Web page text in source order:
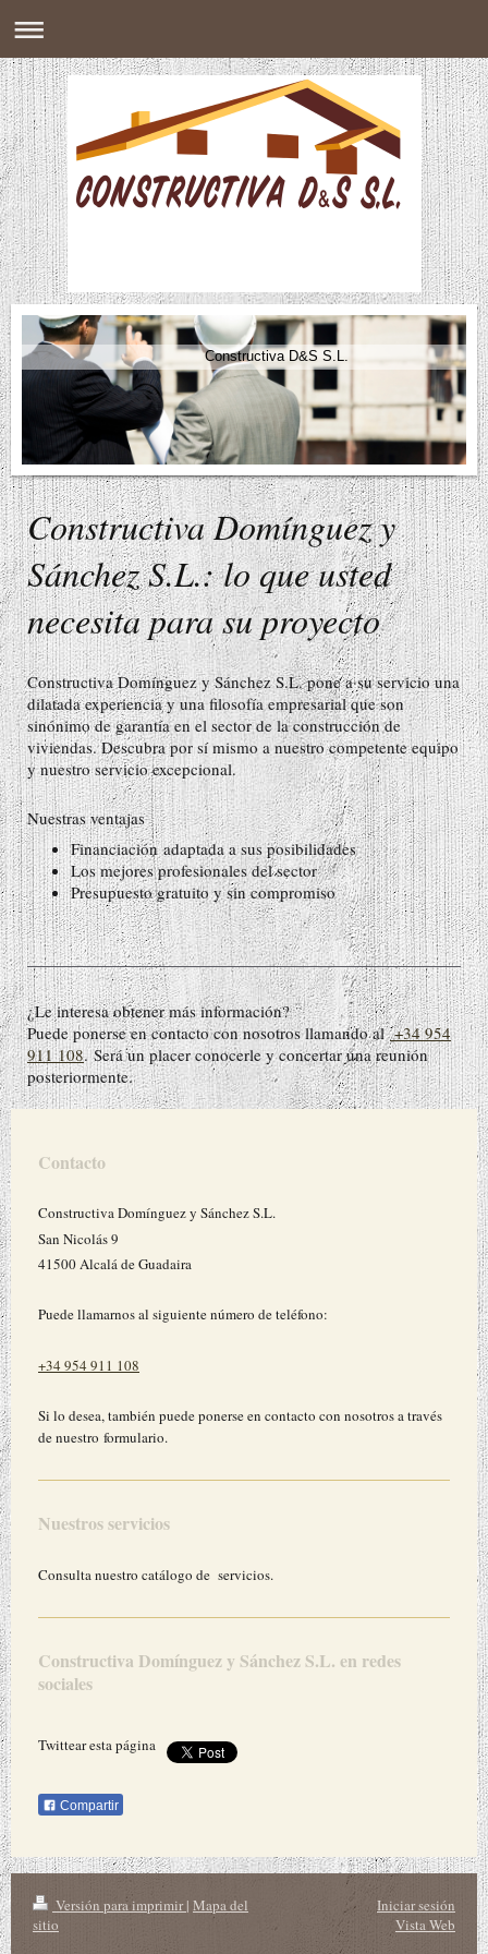
Constructiva D&S S.L.
Constructiva Domínguez y
Sánchez S.L.: lo que usted
necesita para su proyecto
Constructiva Domínguez y Sánchez S.L.pone a su servicio una
dilatada experiencia y una filosofía empresarial que son
sinónimo de garantía en el sector de la construcción de
viviendas. Descubra por sí mismo a nuestro competente equipo
y nuestro servicio excepcional.
Nuestras ventajas
Financiación adaptada a sus posibilidades
Los mejores profesionales del sector
Presupuesto gratuito y sin compromiso
¿Le interesa obtener más información?
Puede ponerse en contacto con nosotros llamando al+34 954
911 108. Será un placer conocerle y concertar una reunión
posteriormente.
Contacto
Constructiva Domínguez y Sánchez S.L.
San Nicolás9
41500Alcalá de Guadaira
Puede llamarnos al siguiente número de teléfono:
+34 954 911 108
Si lo desea, también puede ponerse en contacto con nosotros a través
de nuestro formulario.
Nuestros servicios
Consulta nuestro catálogo de servicios.
Constructiva Domínguez y Sánchez S.L. en redes
sociales
Twittear esta página
Compartir
Versión para imprimir| Mapa del
sitio
Iniciar sesión
Vista Web